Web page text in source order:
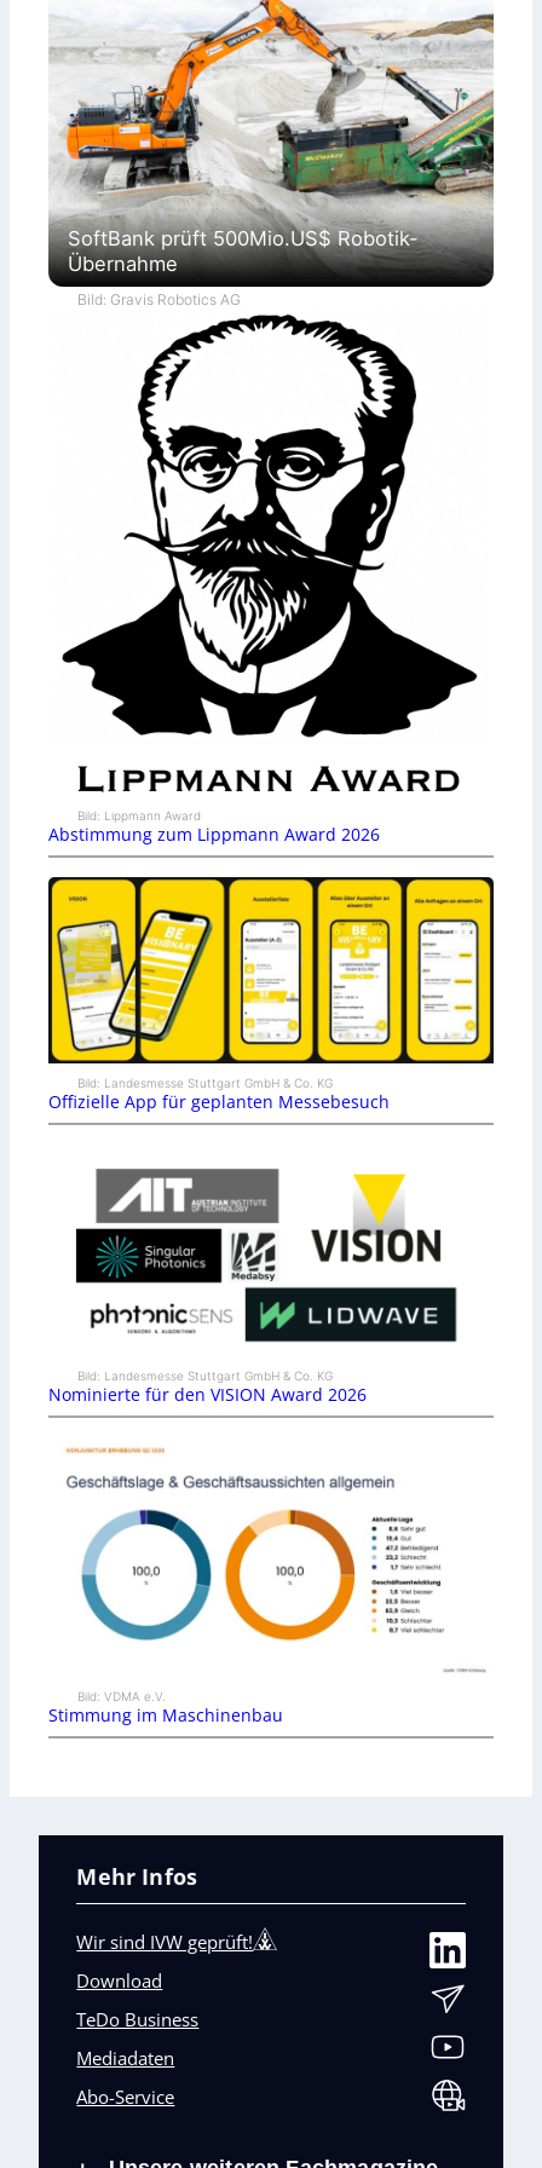
SoftBank prüft 500Mio.US$ Robotik-
Übernahme
Bild: Gravis Robotics AG
Bild: Lippmann Award
Abstimmung zum Lippmann Award 2026
Bild: Landesmesse Stuttgart GmbH & Co. KG
Offizielle App für geplanten Messebesuch
Bild: Landesmesse Stuttgart GmbH & Co. KG
Nominierte für den VISION Award 2026
Bild: VDMA e.V.
Stimmung im Maschinenbau
Mehr Infos
Wir sind IVW geprüft!
Download
TeDo Business
Mediadaten
Abo-Service